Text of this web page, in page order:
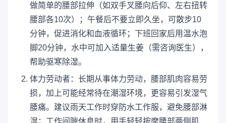
做简单的腰部拉伸（如双手叉腰向后仰、左右扭转
腰部各10次）；午餐后不要立即久坐，可散步10
分钟，促进消化和血液循环；下班回家后用温水泡
脚20分钟，水中可加入适量生姜（需咨询医生），
帮助驱寒除湿。
体力劳动者：长期从事体力劳动，腰部肌肉容易劳
损，加上可能经常待在潮湿环境，更容易引发湿气
腰痛。建议雨天工作时穿防水工作服，避免腰部淋
湿；工作间隙休息时，用手轻轻按摩腰部两侧肌